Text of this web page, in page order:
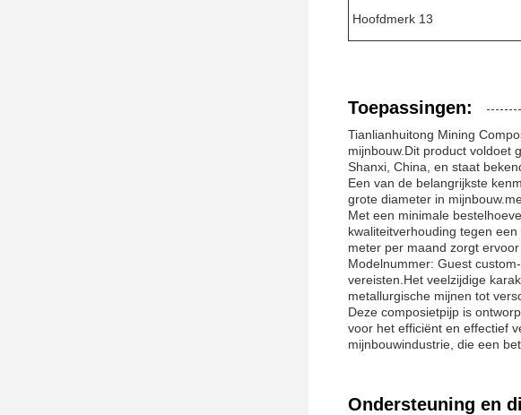
Hoofdmerk 13
Toepassingen:
Tianlianhuitong Mining
mijnbouw.Dit product voldoet
Shanxi, China, en staat
Een van de belangrijkste
grote diameter in
Met een minimale
kwaliteitverhouding tegen
meter per maand zorgt
Modelnummer: Guest
vereisten.Het veelzijdige
metallurgische mijnen tot
Deze composietpijp is
voor het efficiënt en effectief
mijnbouwindustrie, die een
Ondersteuning en